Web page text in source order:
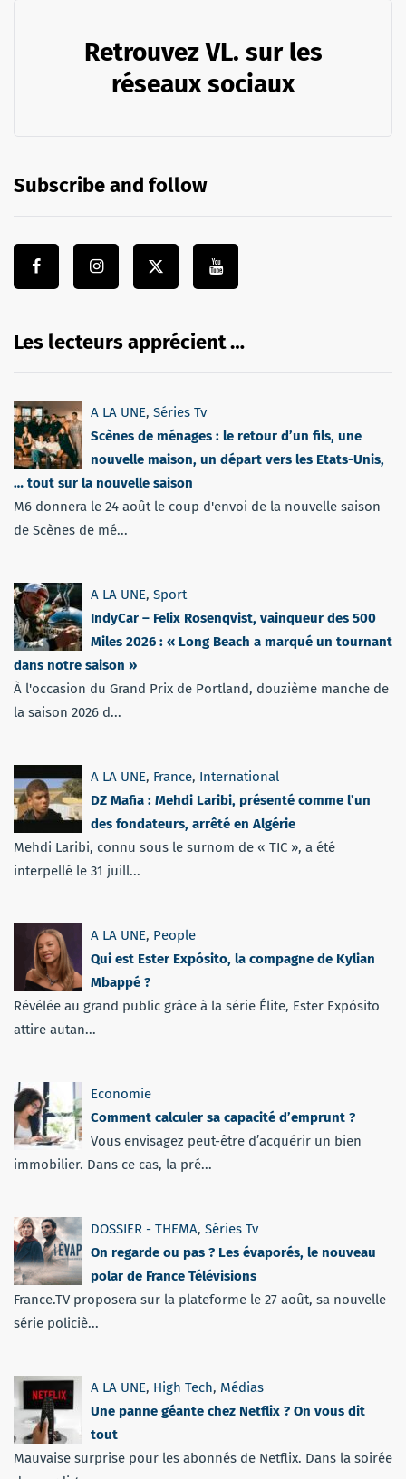
Retrouvez VL. sur les
réseaux sociaux
Subscribe and follow
Les lecteurs apprécient …
A LA UNE, Séries Tv
Scènes de ménages : le retour d’un fils, une
nouvelle maison, un départ vers les Etats-Unis,
… tout sur la nouvelle saison
M6 donnera le 24 août le coup d'envoi de la nouvelle saison
de Scènes de mé...
A LA UNE, Sport
IndyCar – Felix Rosenqvist, vainqueur des 500
Miles 2026 : « Long Beach a marqué un tournant
dans notre saison »
À l'occasion du Grand Prix de Portland, douzième manche de
la saison 2026 d...
A LA UNE, France, International
DZ Mafia : Mehdi Laribi, présenté comme l’un
des fondateurs, arrêté en Algérie
Mehdi Laribi, connu sous le surnom de « TIC », a été
interpellé le 31 juill...
A LA UNE, People
Qui est Ester Expósito, la compagne de Kylian
Mbappé ?
Révélée au grand public grâce à la série Élite, Ester Expósito
attire autan...
Economie
Comment calculer sa capacité d’emprunt ?
Vous envisagez peut-être d’acquérir un bien
immobilier. Dans ce cas, la pré...
DOSSIER - THEMA, Séries Tv
On regarde ou pas ? Les évaporés, le nouveau
polar de France Télévisions
France.TV proposera sur la plateforme le 27 août, sa nouvelle
série policiè...
A LA UNE, High Tech, Médias
Une panne géante chez Netflix ? On vous dit
tout
Mauvaise surprise pour les abonnés de Netflix. Dans la soirée